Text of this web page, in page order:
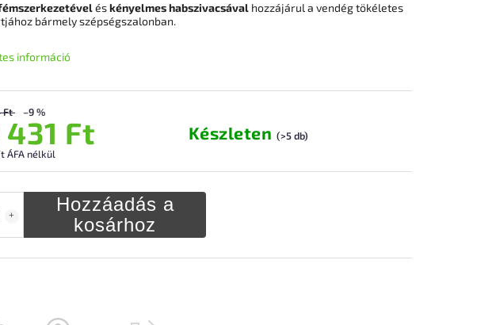
Ft –9 %
431 Ft
ÁFA nélkül
Készleten (>5 db)
Hozzáadás a
kosárhoz
éveléskényelmes habszivacsával hozzájárul a vendég tökéletes
bármely szépségszalonban.
információ